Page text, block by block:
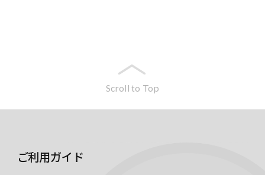
Scroll to Top
ご利用ガイド